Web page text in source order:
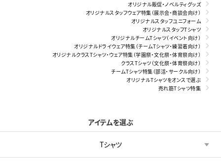
オリジナル販促・ノベルティグッズ
オリジナルスタッフウェア特集（展示会・商談会向け）
オリジナルスタッフユニフォーム
オリジナルスタッフTシャツ
オリジナルチームTシャツ（イベント向け）
オリジナルドライウェア特集（チームTシャツ・練習着向け）
オリジナルクラスTシャツ・ウェア特集（学園祭・文化祭・体育祭向け）
クラスTシャツ（文化祭・体育祭向け）
チームTシャツ特集（部活・サークル向け）
オリジナルTシャツをオンスで選ぶ
売れ筋Tシャツ特集
アイテムを選ぶ
Tシャツ